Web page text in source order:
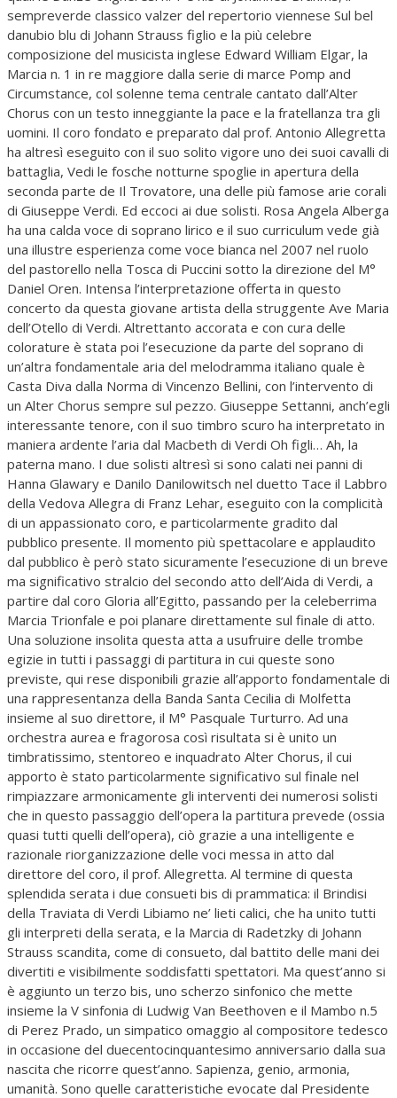
sempreverde classico valzer del repertorio viennese Sul bel
danubio blu di Johann Strauss figlio e la più celebre
composizione del musicista inglese Edward William Elgar, la
Marcia n. 1 in re maggiore dalla serie di marce Pomp and
Circumstance, col solenne tema centrale cantato dall’Alter
Chorus con un testo inneggiante la pace e la fratellanza tra gli
uomini. Il coro fondato e preparato dal prof. Antonio Allegretta
ha altresì eseguito con il suo solito vigore uno dei suoi cavalli di
battaglia, Vedi le fosche notturne spoglie in apertura della
seconda parte de Il Trovatore, una delle più famose arie corali
di Giuseppe Verdi. Ed eccoci ai due solisti. Rosa Angela Alberga
ha una calda voce di soprano lirico e il suo curriculum vede già
una illustre esperienza come voce bianca nel 2007 nel ruolo
del pastorello nella Tosca di Puccini sotto la direzione del M°
Daniel Oren. Intensa l’interpretazione offerta in questo
concerto da questa giovane artista della struggente Ave Maria
dell’Otello di Verdi. Altrettanto accorata e con cura delle
colorature è stata poi l’esecuzione da parte del soprano di
un’altra fondamentale aria del melodramma italiano quale è
Casta Diva dalla Norma di Vincenzo Bellini, con l’intervento di
un Alter Chorus sempre sul pezzo. Giuseppe Settanni, anch’egli
interessante tenore, con il suo timbro scuro ha interpretato in
maniera ardente l’aria dal Macbeth di Verdi Oh figli… Ah, la
paterna mano. I due solisti altresì si sono calati nei panni di
Hanna Glawary e Danilo Danilowitsch nel duetto Tace il Labbro
della Vedova Allegra di Franz Lehar, eseguito con la complicità
di un appassionato coro, e particolarmente gradito dal
pubblico presente. Il momento più spettacolare e applaudito
dal pubblico è però stato sicuramente l’esecuzione di un breve
ma significativo stralcio del secondo atto dell’Aida di Verdi, a
partire dal coro Gloria all’Egitto, passando per la celeberrima
Marcia Trionfale e poi planare direttamente sul finale di atto.
Una soluzione insolita questa atta a usufruire delle trombe
egizie in tutti i passaggi di partitura in cui queste sono
previste, qui rese disponibili grazie all’apporto fondamentale di
una rappresentanza della Banda Santa Cecilia di Molfetta
insieme al suo direttore, il M° Pasquale Turturro. Ad una
orchestra aurea e fragorosa così risultata si è unito un
timbratissimo, stentoreo e inquadrato Alter Chorus, il cui
apporto è stato particolarmente significativo sul finale nel
rimpiazzare armonicamente gli interventi dei numerosi solisti
che in questo passaggio dell’opera la partitura prevede (ossia
quasi tutti quelli dell’opera), ciò grazie a una intelligente e
razionale riorganizzazione delle voci messa in atto dal
direttore del coro, il prof. Allegretta. Al termine di questa
splendida serata i due consueti bis di prammatica: il Brindisi
della Traviata di Verdi Libiamo ne’ lieti calici, che ha unito tutti
gli interpreti della serata, e la Marcia di Radetzky di Johann
Strauss scandita, come di consueto, dal battito delle mani dei
divertiti e visibilmente soddisfatti spettatori. Ma quest’anno si
è aggiunto un terzo bis, uno scherzo sinfonico che mette
insieme la V sinfonia di Ludwig Van Beethoven e il Mambo n.5
di Perez Prado, un simpatico omaggio al compositore tedesco
in occasione del duecentocinquantesimo anniversario dalla sua
nascita che ricorre quest’anno. Sapienza, genio, armonia,
umanità. Sono quelle caratteristiche evocate dal Presidente